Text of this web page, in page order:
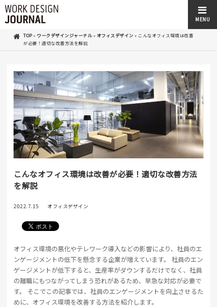
MENU
TOP» ワークデザインジャーナル » オフィスデザイン » こんなオフィス環境は改善
が必要！適切な改善方法を解説
こんなオフィス環境は改善が必要！適切な改善方法
を解説
2022.7.15 オフィスデザイン
オフィス環境の悪化やテレワーク導入などの影響により、社員のエ
ンゲージメントの低下を懸念する企業が増えています。 社員のエン
ゲージメントが低下すると、生産率がダウンするだけでなく、社員
の離職にもつながってしまう恐れがあるため、早急な対応が必要で
す。 そこでこの記事では、社員のエンゲージメントを向上させるた
めに、オフィス環境を改善する方法を紹介します。